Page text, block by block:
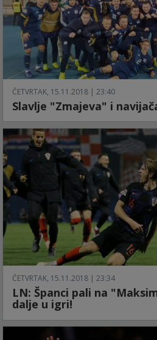
ČETVRTAK, 15.11.2018 | 23:40
Slavlje "Zmajeva" i
ČETVRTAK, 15.11.2018 | 23:34
LN: Španci pali na
dalje u igri!